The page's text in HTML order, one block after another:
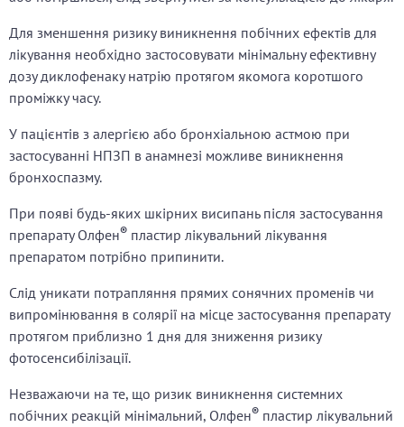
Для зменшення ризику виникнення побічних ефектів для
лікування необхідно застосовувати мінімальну ефективну
дозу диклофенаку натрію протягом якомога коротшого
проміжку часу.
У пацієнтів з алергією або бронхіальною астмою при
застосуванні НПЗП в анамнезі можливе виникнення
бронхоспазму.
При появі будь-яких шкірних висипань після застосування
препарату Олфен® пластир лікувальний лікування
препаратом потрібно припинити.
Слід уникати потрапляння прямих сонячних променів чи
випромінювання в солярії на місце застосування препарату
протягом приблизно 1 дня для зниження ризику
фотосенсибілізації.
Незважаючи на те, що ризик виникнення системних
побічних реакцій мінімальний, Олфен® пластир лікувальний